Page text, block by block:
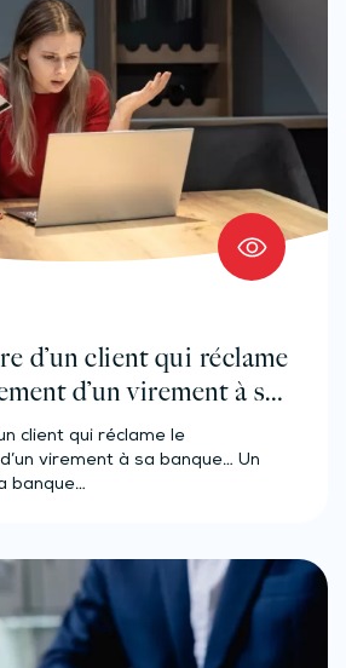
d’un client qui réclame
d’un virement à sa
client qui réclame le
virement à sa banque… Un
banque…